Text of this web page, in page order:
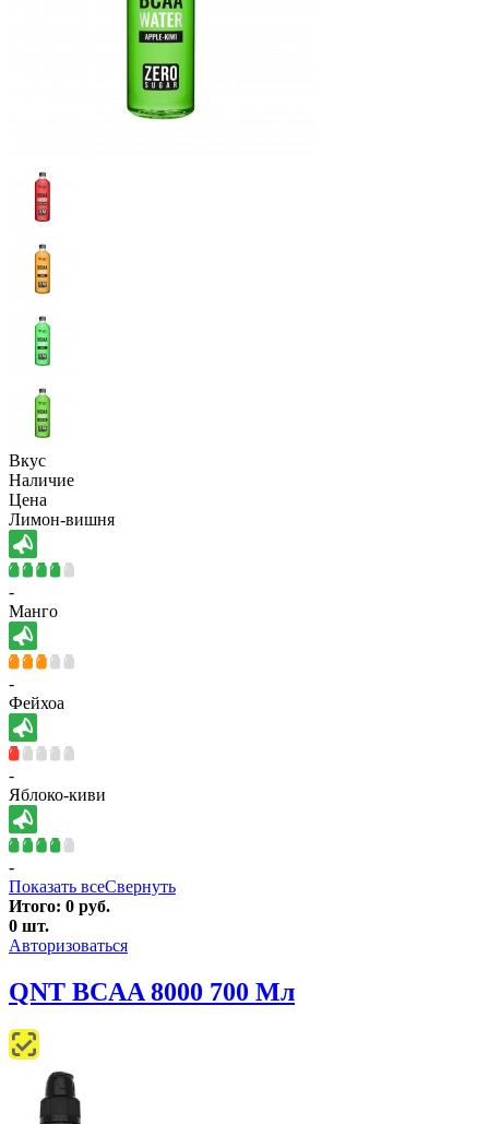
Вкус
Наличие
Цена
Лимон-вишня
-
Манго
-
Фейхоа
-
Яблоко-киви
-
Показать всеСвернуть
Итого: 0 руб.
0 шт.
Авторизоваться
QNT BCAA 8000 700 Мл